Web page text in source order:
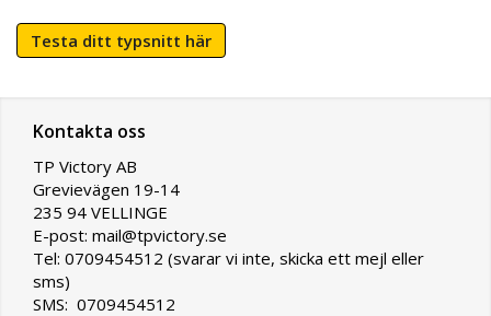
Testa ditt typsnitt här
Kontakta oss
TP Victory AB
Grevievägen 19-14
235 94 VELLINGE
E-post: mail@tpvictory.se
Tel: 0709454512 (svarar vi inte, skicka ett mejl eller
sms)
SMS: 0709454512